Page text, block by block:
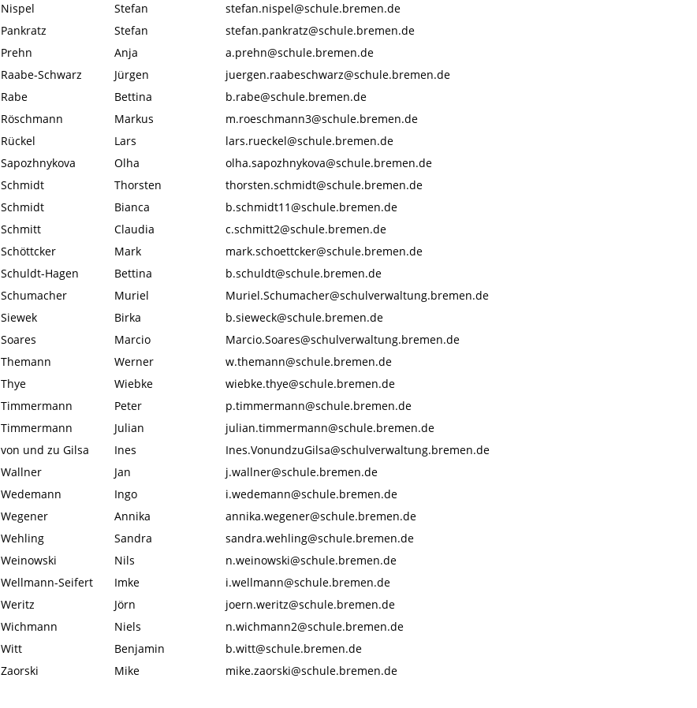
Nispel
Stefan
stefan.nispel@schule.bremen.de
Pankratz
Stefan
stefan.pankratz@schule.bremen.de
Prehn
Anja
a.prehn@schule.bremen.de
Raabe-Schwarz
Jürgen
juergen.raabeschwarz@schule.bremen.de
Rabe
Bettina
b.rabe@schule.bremen.de
Röschmann
Markus
m.roeschmann3@schule.bremen.de
Rückel
Lars
lars.rueckel@schule.bremen.de
Sapozhnykova
Olha
olha.sapozhnykova@schule.bremen.de
Schmidt
Thorsten
thorsten.schmidt@schule.bremen.de
Schmidt
Bianca
b.schmidt11@schule.bremen.de
Schmitt
Claudia
c.schmitt2@schule.bremen.de
Schöttcker
Mark
mark.schoettcker@schule.bremen.de
Schuldt-Hagen
Bettina
b.schuldt@schule.bremen.de
Schumacher
Muriel
Muriel.Schumacher@schulverwaltung.bremen.de
Siewek
Birka
b.sieweck@schule.bremen.de
Soares
Marcio
Marcio.Soares@schulverwaltung.bremen.de
Themann
Werner
w.themann@schule.bremen.de
Thye
Wiebke
wiebke.thye@schule.bremen.de
Timmermann
Peter
p.timmermann@schule.bremen.de
Timmermann
Julian
julian.timmermann@schule.bremen.de
von und zu Gilsa
Ines
Ines.VonundzuGilsa@schulverwaltung.bremen.de
Wallner
Jan
j.wallner@schule.bremen.de
Wedemann
Ingo
i.wedemann@schule.bremen.de
Wegener
Annika
annika.wegener@schule.bremen.de
Wehling
Sandra
sandra.wehling@schule.bremen.de
Weinowski
Nils
n.weinowski@schule.bremen.de
Wellmann-Seifert
Imke
i.wellmann@schule.bremen.de
Weritz
Jörn
joern.weritz@schule.bremen.de
Wichmann
Niels
n.wichmann2@schule.bremen.de
Witt
Benjamin
b.witt@schule.bremen.de
Zaorski
Mike mike.zaorski@schule.bremen.de